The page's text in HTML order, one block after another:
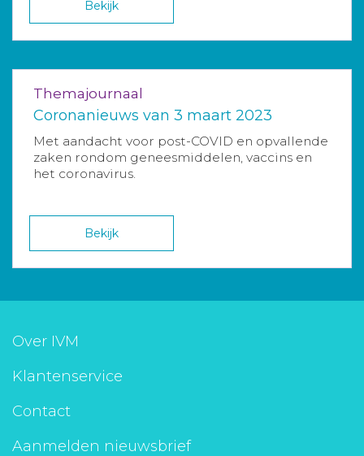
Bekijk
Themajournaal
Coronanieuws van 3 maart 2023
Met aandacht voor post-COVID en opvallende
zaken rondom geneesmiddelen, vaccins en
het coronavirus.
Bekijk
Over IVM
Klantenservice
Contact
Aanmelden nieuwsbrief